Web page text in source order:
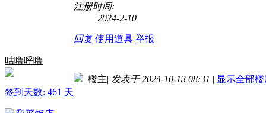
注册时间:
2024-2-10
回复 使用道具 举报
咕噜呼噜
签到天数: 461 天
楼主| 发表于 2024-10-13 08:31 | 显示全部